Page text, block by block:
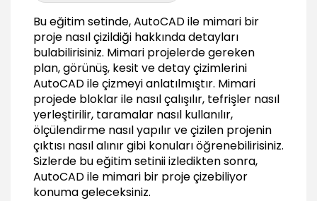
Plan çizimi 7
09:19
Plan çizimi 8
04:07
Plan çizimi 9
08:31
Merdiven çizimi 1
05:28
Merdiven çizimi 2
06:06
Merdiven çizimi 3
Bu eğitim setinde, AutoCAD ile mimari bir
proje nasıl çizildiği hakkında detayları
bulabilirisiniz. Mimari projelerde gereken
plan, görünüş, kesit ve detay çizimlerini
AutoCAD ile çizmeyi anlatılmıştır. Mimari
projede bloklar ile nasıl çalışılır, tefrişler nasıl
yerleştirilir, taramalar nasıl kullanılır,
ölçülendirme nasıl yapılır ve çizilen projenin
çıktısı nasıl alınır gibi konuları öğrenebilirisiniz.
Sizlerde bu eğitim setinii izledikten sonra,
AutoCAD ile mimari bir proje çizebiliyor
konuma geleceksiniz.